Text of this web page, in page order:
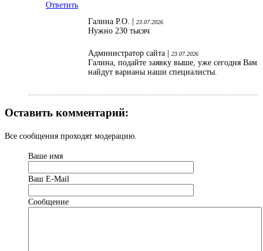
Ответить
Галина Р.О. |
23.07.2026
Нужно 230 тысяч
Администратор сайта | 23.07.2026
Галина, подайте заявку выше, уже сегодня Вам
найдут варианы наши специалисты.
Оставить комментарий:
Все сообщения проходят модерацию.
Ваше имя
Ваш Е-Mail
Сообщение